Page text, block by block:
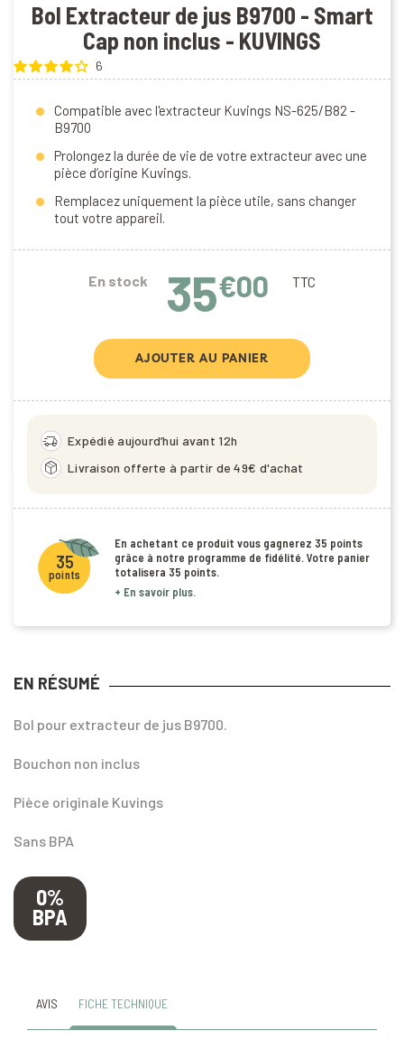
Bol Extracteur de jus B9700 - Smart
Cap non inclus - KUVINGS
6
Compatible avec l'extracteur Kuvings NS-625/B82 -
B9700
Prolongez la durée de vie de votre extracteur avec une
pièce d’origine Kuvings.
Remplacez uniquement la pièce utile, sans changer
tout votre appareil.
En stock 35€00 TTC
AJOUTER AU PANIER
delivery_truck_speed Expédié aujourd’hui avant 12h
package_2 Livraison offerte à partir de 49€ d'achat
35
points
En achetant ce produit vous gagnerez 35 points
grâce à notre programme de fidélité. Votre panier
totalisera 35 points.
+ En savoir plus.
EN RÉSUMÉ
Bol pour extracteur de jus B9700.
Bouchon non inclus
Pièce originale Kuvings
Sans BPA
0%
BPA
AVIS FICHE TECHNIQUE